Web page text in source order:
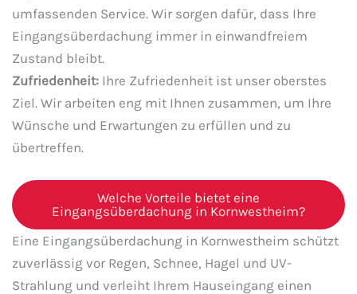
umfassenden Service. Wir sorgen dafür, dass Ihre
Eingangsüberdachung immer in einwandfreiem
Zustand bleibt.
Zufriedenheit: Ihre Zufriedenheit ist unser oberstes
Ziel. Wir arbeiten eng mit Ihnen zusammen, um Ihre
Wünsche und Erwartungen zu erfüllen und zu
übertreffen.
Welche Vorteile bietet eine
Eingangsüberdachung in Kornwestheim?
Eine Eingangsüberdachung in Kornwestheim schützt
zuverlässig vor Regen, Schnee, Hagel und UV-
Strahlung und verleiht Ihrem Hauseingang einen